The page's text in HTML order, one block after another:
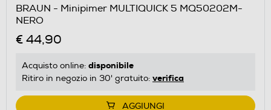
BRAUN - Minipimer MULTIQUICK 5 MQ50202M-
NERO
€ 44,90
Acquisto online: disponibile
Ritiro in negozio in 30' gratuito: verifica
AGGIUNGI